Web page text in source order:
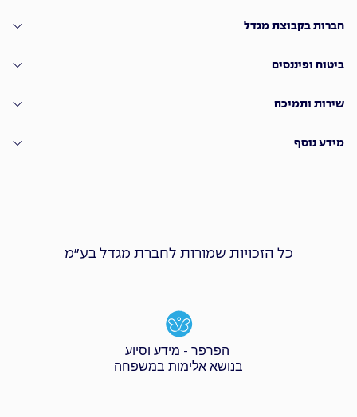
חברות בקבוצת מגדל
ביטוח ופיננסים
שירות ותמיכה
מידע נוסף
כל הזכויות שמורות לחברת מגדל בע״מ
הפרפר - מידע וסיוע
בנושא אלימות במשפחה